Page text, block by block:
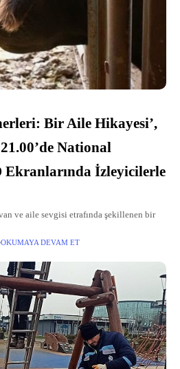
Bir Aile Hikayesi’,
National
İzleyicilerle
ve aile sevgisi etrafında şekillenen bir
OKUMAYA DEVAM ET